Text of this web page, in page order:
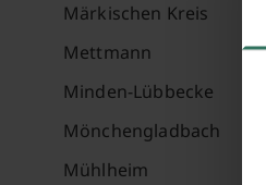
Märkischen Kreis
Mettmann
Minden-Lübbecke
Mönchengladbach
Mühlheim